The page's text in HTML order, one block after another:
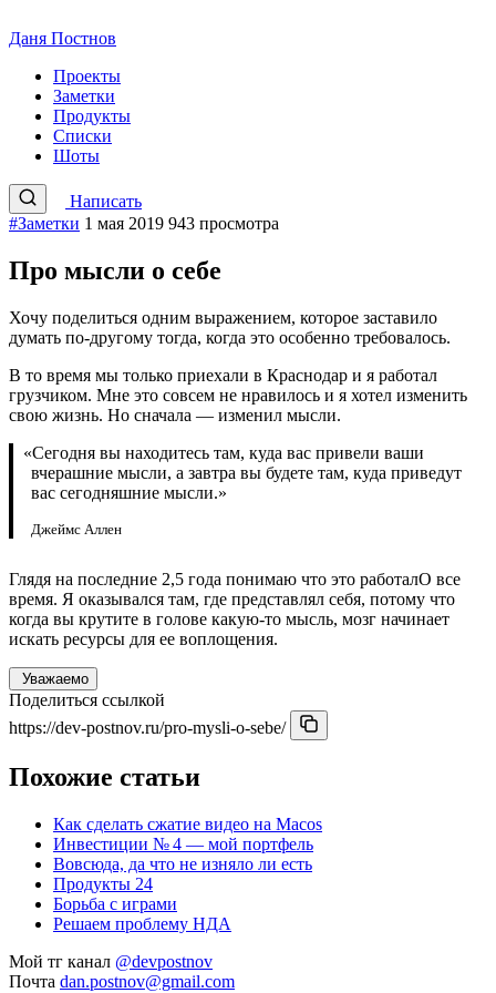
Даня Постнов
Проекты
Заметки
Продукты
Списки
Шоты
Написать
#Заметки 1 мая 2019 943 просмотра
Про мысли о себе
Хочу поделиться одним выражением, которое заставило
думать по-другому тогда, когда это особенно требовалось.
В то время мы только приехали в Краснодар и я работал
грузчиком. Мне это совсем не нравилось и я хотел изменить
свою жизнь. Но сначала — изменил мысли.
«Сегодня вы находитесь там, куда вас привели ваши
вчерашние мысли, а завтра вы будете там, куда приведут
вас сегодняшние мысли.»
Джеймс Аллен
Глядя на последние 2,5 года понимаю что это работалО все
время. Я оказывался там, где представлял себя, потому что
когда вы крутите в голове какую-то мысль, мозг начинает
искать ресурсы для ее воплощения.
Уважаемо
Поделиться ссылкой
https://dev-postnov.ru/pro-mysli-o-sebe/
Похожие статьи
Как сделать сжатие видео на Macos
Инвестиции № 4 — мой портфель
Вовсюда, да что не изняло ли есть
Продукты 24
Борьба с играми
Решаем проблему НДА
Мой тг канал @devpostnov
Почта dan.postnov@gmail.com